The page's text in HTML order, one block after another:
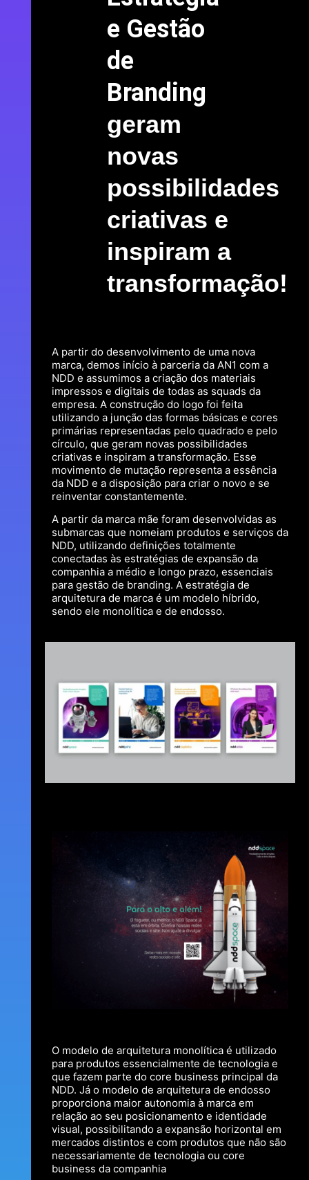
e Gestão
de
Branding
geram
novas
possibilidades
criativas e
inspiram a
transformação!
A partir do desenvolvimento de uma nova
marca, demos início à parceria da AN1 com a
NDD e assumimos a criação dos materiais
impressos e digitais de todas as squads da
empresa. A construção do logo foi feita
utilizando a junção das formas básicas e cores
primárias representadas pelo quadrado e pelo
círculo, que geram novas possibilidades
criativas e inspiram a transformação. Esse
movimento de mutação representa a essência
da NDD e a disposição para criar o novo e se
reinventar constantemente.
A partir da marca mãe foram desenvolvidas as
submarcas que nomeiam produtos e serviços da
NDD, utilizando definições totalmente
conectadas às estratégias de expansão da
companhia a médio e longo prazo, essenciais
para gestão de branding. A estratégia de
arquitetura de marca é um modelo híbrido,
sendo ele monolítica e de endosso.
O modelo de arquitetura monolítica é utilizado
para produtos essencialmente de tecnologia e
que fazem parte do core business principal da
NDD. Já o modelo de arquitetura de endosso
proporciona maior autonomia à marca em
relação ao seu posicionamento e identidade
visual, possibilitando a expansão horizontal em
mercados distintos e com produtos que não são
necessariamente de tecnologia ou core
business da companhia